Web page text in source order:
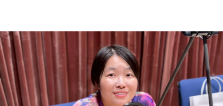
トピックス
TBS Podcast
お知らせ
イベント・グッズ
YouTube
会社情報